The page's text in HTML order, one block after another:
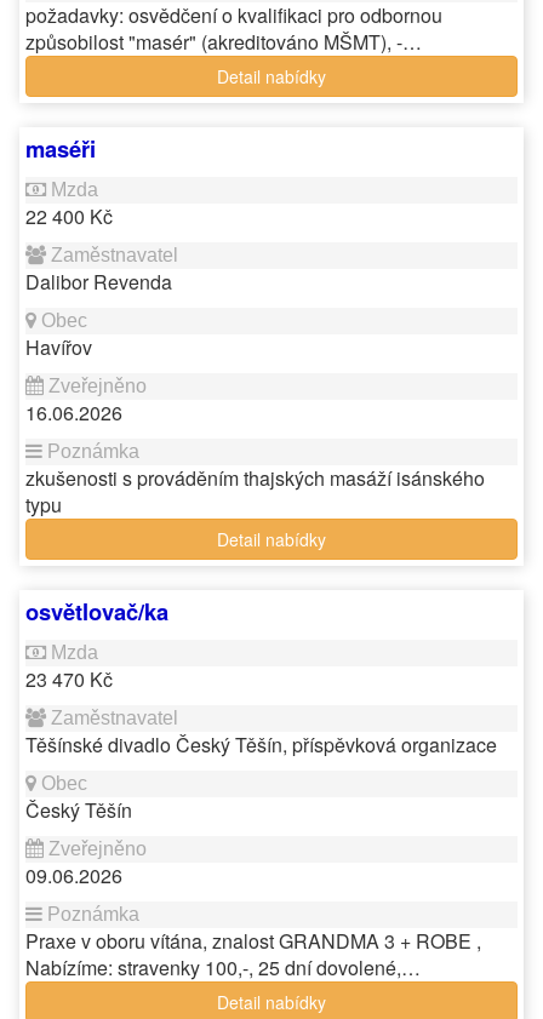
požadavky: osvědčení o kvalifikaci pro odbornou
způsobilost "masér" (akreditováno MŠMT), -…
Detail nabídky
maséři
22 400 Kč
Dalibor Revenda
Havířov
16.06.2026
zkušenosti s prováděním thajských masáží isánského
typu
Detail nabídky
osvětlovač/ka
23 470 Kč
Těšínské divadlo Český Těšín, příspěvková organizace
Český Těšín
09.06.2026
Praxe v oboru vítána, znalost GRANDMA 3 + ROBE ,
Nabízíme: stravenky 100,-, 25 dní dovolené,…
Detail nabídky